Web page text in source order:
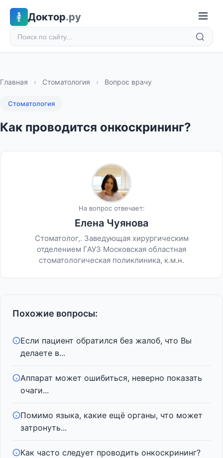
Доктор.ру
Главная › Стоматология › Вопрос врачу
Стоматология
Как проводится онкоскрининг?
На вопрос отвечает:
Елена Чуянова
Стоматолог,. Заведующая хирургическим
отделением ГАУЗ Московская областная
стоматологическая поликлиника, к.м.н.
Похожие вопросы:
Если пациент обратился без жалоб, что Вы
делаете в...
Аппарат может ошибиться, неверно показать
очаги...
Помимо языка, какие ещё органы, что может
затронуть...
Как часто следует проводить онкоскрининг?